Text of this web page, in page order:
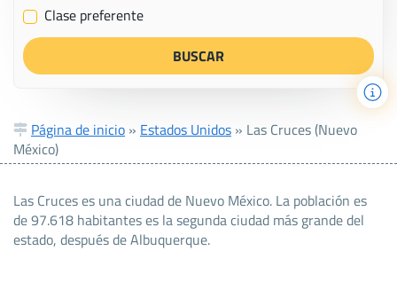
✔ Clase preferente
Página de inicio » Estados Unidos » Las Cruces (Nuevo
México)
Las Cruces es una ciudad de Nuevo México. La población es
de 97.618 habitantes es la segunda ciudad más grande del
estado, después de Albuquerque.